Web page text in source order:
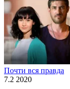
Почти вся правда
7.2 2020